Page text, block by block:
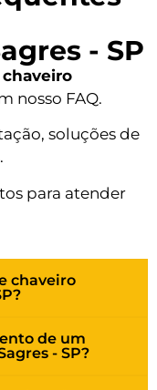
- SP
chaveiro
nosso FAQ.
soluções de
para atender
chaveiro
de um
- SP?